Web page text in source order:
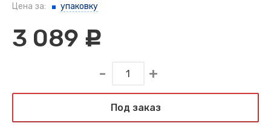
Цена за: упаковку
3 089 c
Под заказ